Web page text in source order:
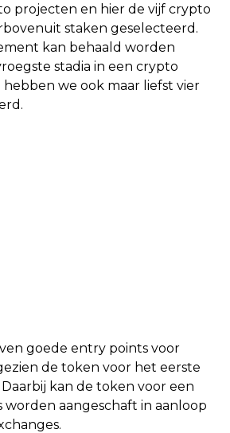
projecten en hier de vijf crypto
staken geselecteerd.
kan behaald worden
stadia in een crypto
we ook maar liefst vier
goede entry points voor
de token voor het eerste
kan de token voor een
aangeschaft in aanloop